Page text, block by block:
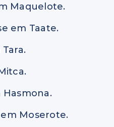
Maquelote.
em Taate.
Moserote.